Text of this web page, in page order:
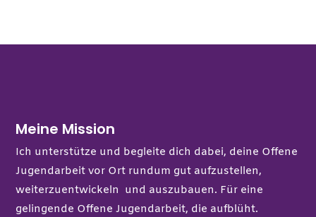
Meine Mission
Ich unterstütze und begleite dich dabei, deine Offene
Jugendarbeit vor Ort rundum gut aufzustellen,
weiterzuentwickeln und auszubauen. Für eine
gelingende Offene Jugendarbeit, die aufblüht.